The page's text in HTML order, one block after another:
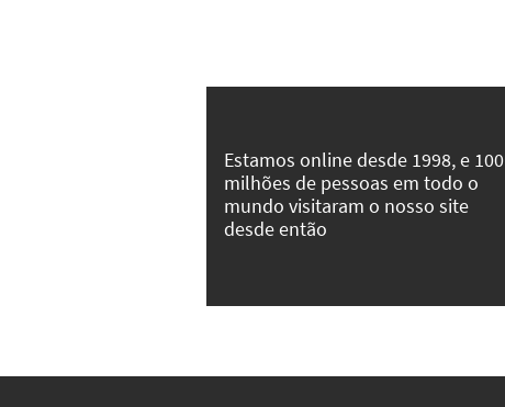
Estamos online desde 1998, e 100
milhões de pessoas em todo o
mundo visitaram o nosso site
desde então